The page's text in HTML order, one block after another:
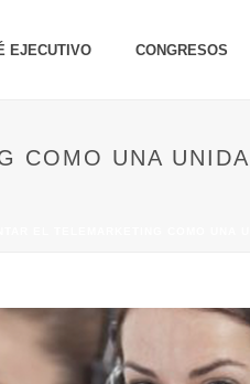
EJECUTIVO CONGRESOS
COMO UNA